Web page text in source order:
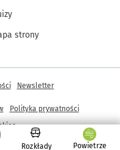
główna - wroclaw.pl
Rozkłady Powietrze
strony
Newsletter
Polityka prywatności